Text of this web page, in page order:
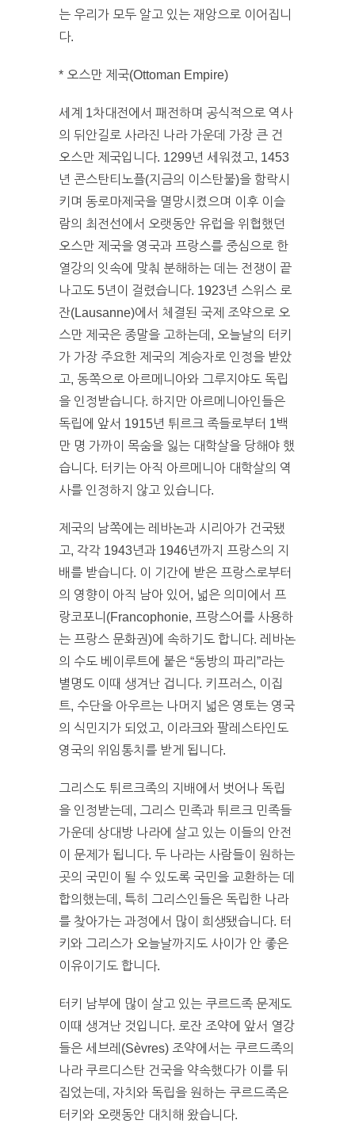
는 우리가 모두 알고 있는 재앙으로 이어집니
다.
* 오스만 제국(Ottoman Empire)
세계 1차대전에서 패전하며 공식적으로 역사
의 뒤안길로 사라진 나라 가운데 가장 큰 건
오스만 제국입니다. 1299년 세워졌고, 1453
년 콘스탄티노플(지금의 이스탄불)을 함락시
키며 동로마제국을 멸망시켰으며 이후 이슬
람의 최전선에서 오랫동안 유럽을 위협했던
오스만 제국을 영국과 프랑스를 중심으로 한
열강의 잇속에 맞춰 분해하는 데는 전쟁이 끝
나고도 5년이 걸렸습니다. 1923년 스위스 로
잔(Lausanne)에서 체결된 국제 조약으로 오
스만 제국은 종말을 고하는데, 오늘날의 터키
가 가장 주요한 제국의 계승자로 인정을 받았
고, 동쪽으로 아르메니아와 그루지야도 독립
을 인정받습니다. 하지만 아르메니아인들은
독립에 앞서 1915년 튀르크 족들로부터 1백
만 명 가까이 목숨을 잃는 대학살을 당해야 했
습니다. 터키는 아직 아르메니아 대학살의 역
사를 인정하지 않고 있습니다.
제국의 남쪽에는 레바논과 시리아가 건국됐
고, 각각 1943년과 1946년까지 프랑스의 지
배를 받습니다. 이 기간에 받은 프랑스로부터
의 영향이 아직 남아 있어, 넓은 의미에서 프
랑코포니(Francophonie, 프랑스어를 사용하
는 프랑스 문화권)에 속하기도 합니다. 레바논
의 수도 베이루트에 붙은 “동방의 파리”라는
별명도 이때 생겨난 겁니다. 키프러스, 이집
트, 수단을 아우르는 나머지 넓은 영토는 영국
의 식민지가 되었고, 이라크와 팔레스타인도
영국의 위임통치를 받게 됩니다.
그리스도 튀르크족의 지배에서 벗어나 독립
을 인정받는데, 그리스 민족과 튀르크 민족들
가운데 상대방 나라에 살고 있는 이들의 안전
이 문제가 됩니다. 두 나라는 사람들이 원하는
곳의 국민이 될 수 있도록 국민을 교환하는 데
합의했는데, 특히 그리스인들은 독립한 나라
를 찾아가는 과정에서 많이 희생됐습니다. 터
키와 그리스가 오늘날까지도 사이가 안 좋은
이유이기도 합니다.
터키 남부에 많이 살고 있는 쿠르드족 문제도
이때 생겨난 것입니다. 로잔 조약에 앞서 열강
들은 세브레(Sèvres) 조약에서는 쿠르드족의
나라 쿠르디스탄 건국을 약속했다가 이를 뒤
집었는데, 자치와 독립을 원하는 쿠르드족은
터키와 오랫동안 대치해 왔습니다.